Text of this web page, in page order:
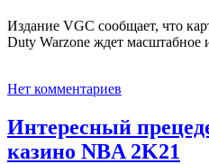
Издание VGC сообщает, что
Duty Warzone ждет масштабное
Нет комментариев
Интересный
казино NBA 2K21